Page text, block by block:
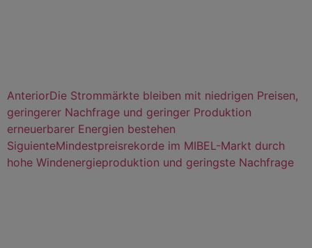
AnteriorDie Strommärkte bleiben mit niedrigen Preisen,
geringerer Nachfrage und geringer Produktion
erneuerbarer Energien bestehen
SiguienteMindestpreisrekorde im MIBEL-Markt durch
hohe Windenergieproduktion und geringste Nachfrage